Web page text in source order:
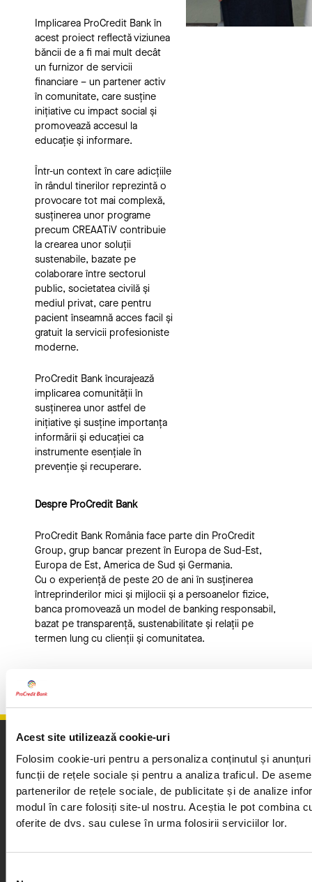
Acest site utilizează cookie-uri
Folosim cookie-uri pentru a personaliza conținutul și
funcții de rețele sociale și pentru a analiza traficul. De
partenerilor de rețele sociale, de publicitate și de analize
modul în care folosiți site-ul nostru. Aceștia le pot combina
oferite de dvs. sau culese în urma folosirii serviciilor lor.
Implicarea ProCredit Bank în
acest proiect reflectă viziunea
băncii de a fi mai mult decât
un furnizor de servicii
financiare – un partener activ
în comunitate, care susține
inițiative cu impact social și
promovează accesul la
educație și informare.
Într-un context în care adicțiile
în rândul tinerilor reprezintă o
provocare tot mai complexă,
susținerea unor programe
precum CREAATiV contribuie
la crearea unor soluții
sustenabile, bazate pe
colaborare între sectorul
public, societatea civilă și
mediul privat, care pentru
pacient înseamnă acces facil și
gratuit la servicii profesioniste
moderne.
ProCredit Bank încurajează
implicarea comunității în
susținerea unor astfel de
inițiative și susține importanța
informării și educației ca
instrumente esențiale în
prevenție și recuperare.
Despre ProCredit Bank
ProCredit Bank România face parte din ProCredit
Group, grup bancar prezent în Europa de Sud-Est,
Europa de Est, America de Sud și Germania.
Cu o experiență de peste 20 de ani în susținerea
întreprinderilor mici și mijlocii și a persoanelor fizice,
banca promovează un model de banking responsabil,
bazat pe transparență, sustenabilitate și relații pe
termen lung cu clienții și comunitatea.
Contact Center